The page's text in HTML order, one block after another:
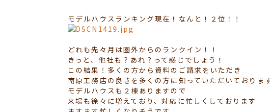
モデルハウスランキング現在！なんと！２位！！
どれも先々月は圏外からのランクイン！！
きっと、他社も？あれ？って感じでしょう！
この結果！多くの方から資料のご請求をいただき
南原工務店の良さを多くの方に知っていただいております
モデルハウスも２棟ありますので
来場も徐々に増えており、対応に忙しくしております